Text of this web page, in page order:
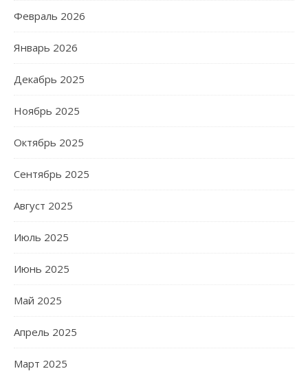
Февраль 2026
Январь 2026
Декабрь 2025
Ноябрь 2025
Октябрь 2025
Сентябрь 2025
Август 2025
Июль 2025
Июнь 2025
Май 2025
Апрель 2025
Март 2025